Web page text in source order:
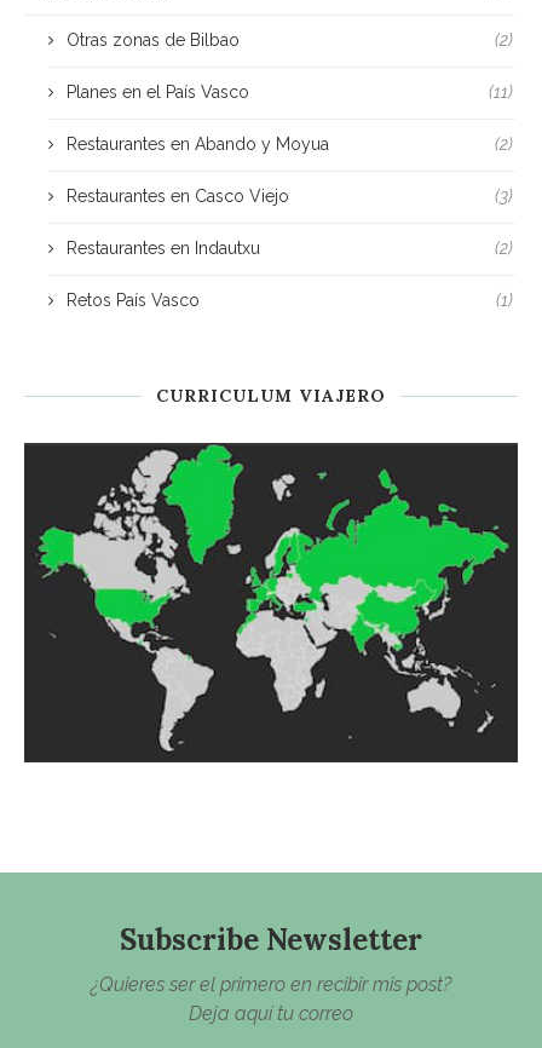
Otras zonas de Bilbao (2)
Planes en el País Vasco (11)
Restaurantes en Abando y Moyua (2)
Restaurantes en Casco Viejo (3)
Restaurantes en Indautxu (2)
Retos País Vasco (1)
CURRICULUM VIAJERO
Subscribe Newsletter
¿Quieres ser el primero en recibir mis post?
Deja aquí tu correo